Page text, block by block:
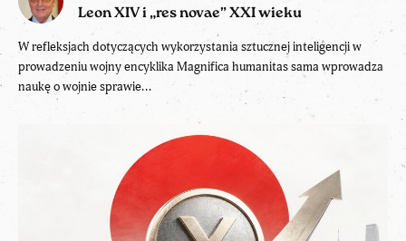
Leon XIV i „res novae” XXI wieku
W refleksjach dotyczących wykorzystania sztucznej inteligencji w
prowadzeniu wojny encyklika Magnifica humanitas sama wprowadza
naukę o wojnie sprawie...